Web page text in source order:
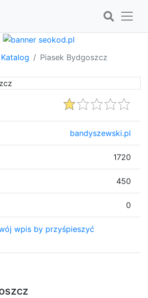
Katalog Piasek Bydgoszcz
bandyszewski.pl
1720
450
0
wpis by przyśpieszyć